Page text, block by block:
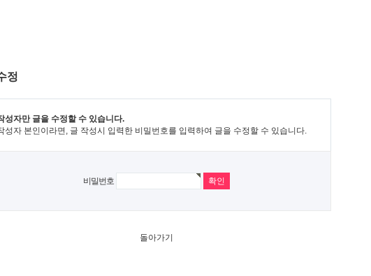
정
성자만 글을 수정할 수 있습니다.
성자 본인이라면, 글 작성시 입력한 비밀번호를 입력하여 글을 수정할 수 있습니다.
비밀번호
돌아가기